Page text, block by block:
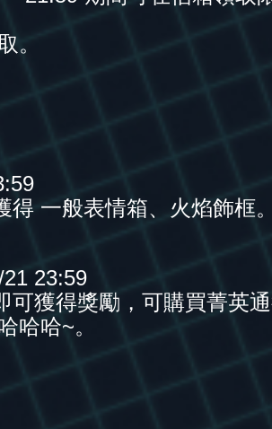
。
一般表情箱、火焰飾框。
23:59
可獲得獎勵，可購買菁英
哈哈~。